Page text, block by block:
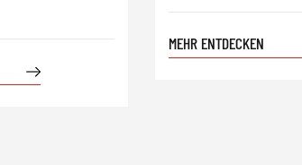
MEHR ENTDECKEN